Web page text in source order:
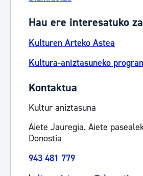
Hau ere interesatuko
Kulturen Arteko Astea
Kultura-aniztasuneko
Kontaktua
Kultur aniztasuna
Aiete Jauregia. Aiete
Donostia
943 481 779